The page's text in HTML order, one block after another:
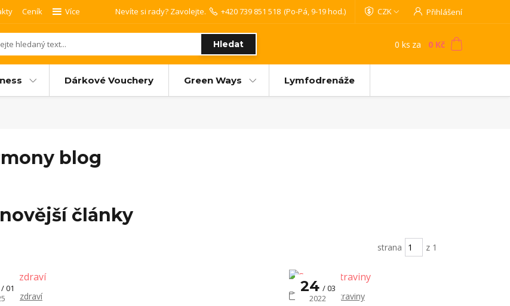
Ceník Více CZK Přihlášení
Hledat
Nevíte si rady? Zavolejte. +420 739 851 518 (Po-Pá, 9-19 hod.)
0 ks za 0 Kč
Dárkové Vouchery Green Ways Lymfodrenáže
blog
články
strana z 1
01
zdraví
24
03
2022
Super potraviny